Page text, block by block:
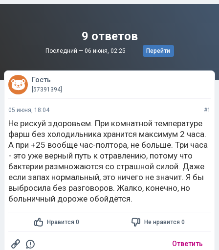
9 ответов
Последний — 06 июня, 02:25 Перейти
Гость
[57391394]
05 июня, 18:04 #1
Не рискуй здоровьем. При комнатной температуре
фарш без холодильника хранится максимум 2 часа.
А при +25 вообще час-полтора, не больше. Три часа
- это уже верный путь к отравлению, потому что
бактерии размножаются со страшной силой. Даже
если запах нормальный, это ничего не значит. Я бы
выбросила без разговоров. Жалко, конечно, но
больничный дороже обойдётся.
Нравится 0 Не нравится 0
Ответить